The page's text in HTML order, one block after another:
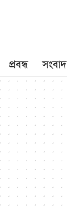
প্রবন্ধ সংবাদ